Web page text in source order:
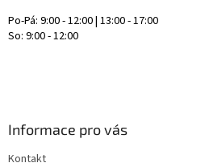
Po-Pá: 9:00 - 12:00 | 13:00 - 17:00
So: 9:00 - 12:00
Informace pro vás
Kontakt